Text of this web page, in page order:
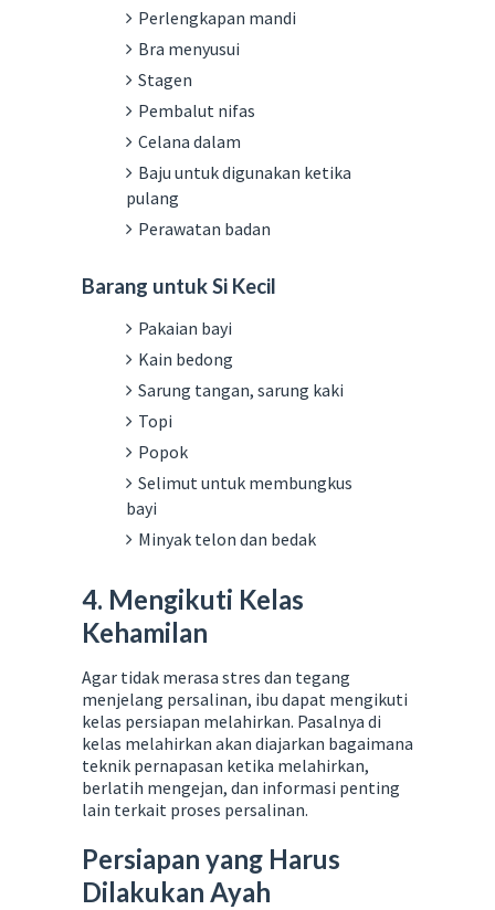
Perlengkapan mandi
Bra menyusui
Stagen
Pembalut nifas
Celana dalam
Baju untuk digunakan ketika
pulang
Perawatan badan
Barang untuk Si Kecil
Pakaian bayi
Kain bedong
Sarung tangan, sarung kaki
Topi
Popok
Selimut untuk membungkus
bayi
Minyak telon dan bedak
4. Mengikuti Kelas
Kehamilan
Agar tidak merasa stres dan tegang
menjelang persalinan, ibu dapat mengikuti
kelas persiapan melahirkan. Pasalnya di
kelas melahirkan akan diajarkan bagaimana
teknik pernapasan ketika melahirkan,
berlatih mengejan, dan informasi penting
lain terkait proses persalinan.
Persiapan yang Harus
Dilakukan Ayah